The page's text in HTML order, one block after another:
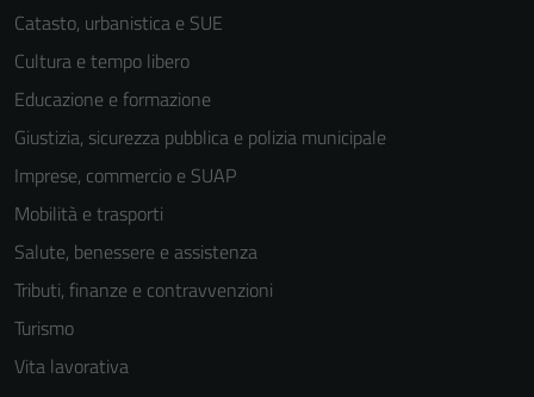
Catasto, urbanistica e SUE
Cultura e tempo libero
Educazione e formazione
Giustizia, sicurezza pubblica e polizia municipale
Imprese, commercio e SUAP
Mobilità e trasporti
Salute, benessere e assistenza
Tributi, finanze e contravvenzioni
Turismo
Vita lavorativa